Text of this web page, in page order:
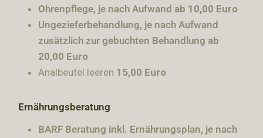
Ohrenpflege, je nach Aufwand ab 10,00 Euro
Ungezieferbehandlung, je nach Aufwand
zusätzlich zur gebuchten Behandlung ab
20,00 Euro
Analbeutel leeren 15,00 Euro
Ernährungsberatung
BARF Beratung inkl. Ernährungsplan, je nach